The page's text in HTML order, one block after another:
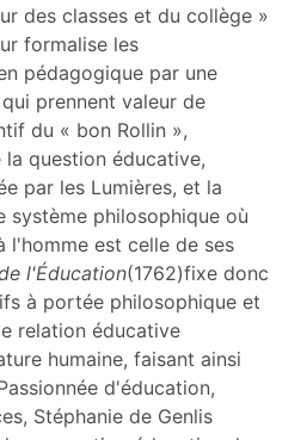
des classes et du collège »
formalise les
pédagogique par une
prennent valeur de
du « bon Rollin »,
la question éducative,
par les Lumières, et la
système philosophique où
l'homme est celle de ses
l'Éducation(1762)fixe donc
à portée philosophique et
relation éducative
humaine, faisant ainsi
d'éducation,
Stéphanie de Genlis